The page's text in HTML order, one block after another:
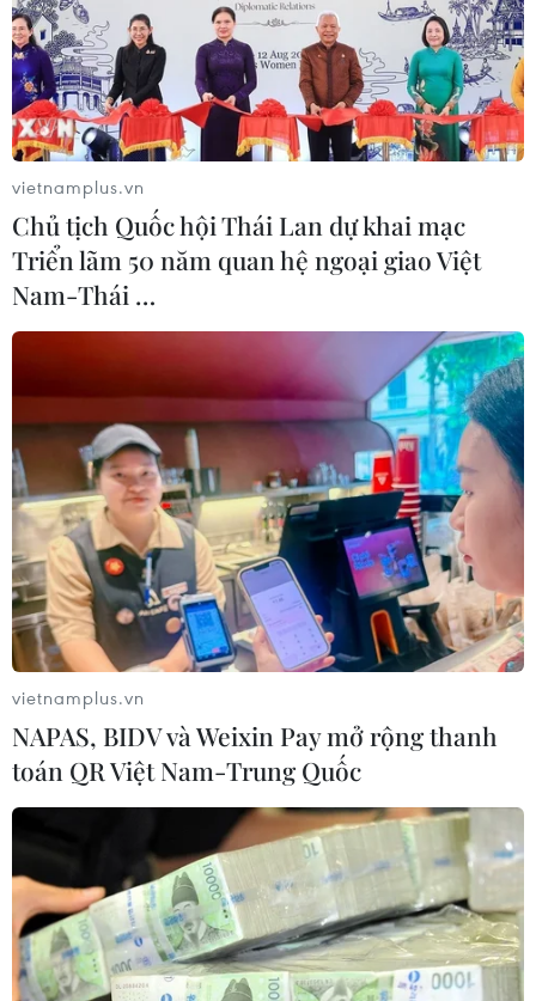
vietnamplus.vn
Chủ tịch Quốc hội Thái Lan dự khai mạc
Triển lãm 50 năm quan hệ ngoại giao Việt
Nam-Thái …
vietnamplus.vn
NAPAS, BIDV và Weixin Pay mở rộng thanh
toán QR Việt Nam-Trung Quốc